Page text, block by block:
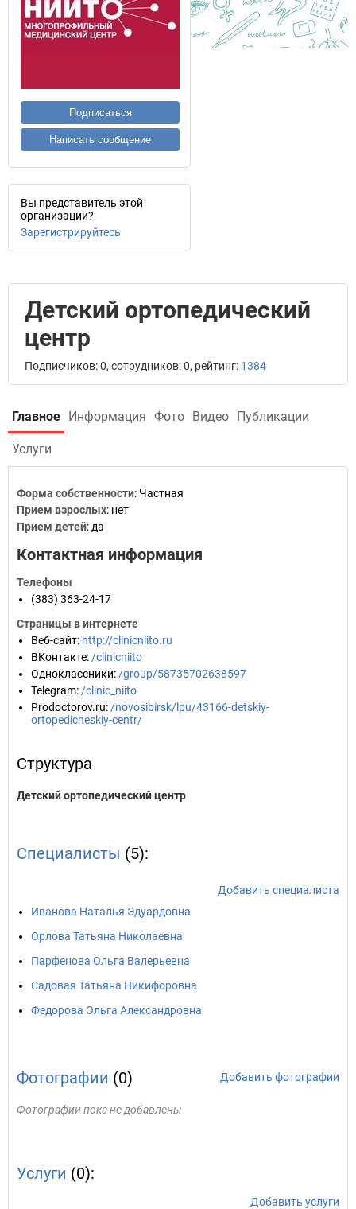
Подписаться
Написать сообщение
Вы представитель этой
организации?
Зарегистрируйтесь
Детский ортопедический
центр
Подписчиков: 0, сотрудников: 0, рейтинг: 1384
Главное Информация Фото Видео Публикации
Услуги
Форма собственности: Частная
Прием взрослых: нет
Прием детей: да
Контактная информация
Телефоны
(383) 363-24-17
Страницы в интернете
Веб-сайт: http://clinicniito.ru
ВКонтакте: /clinicniito
Одноклассники: /group/58735702638597
Telegram: /clinic_niito
Prodoctorov.ru: /novosibirsk/lpu/43166-detskiy-
ortopedicheskiy-centr/
Структура
Детский ортопедический центр
Специалисты (5):
Добавить специалиста
Иванова Наталья Эдуардовна
Орлова Татьяна Николаевна
Парфенова Ольга Валерьевна
Садовая Татьяна Никифоровна
Федорова Ольга Александровна
Фотографии (0) Добавить фотографии
Фотографии пока не добавлены
Услуги (0):
Добавить услуги